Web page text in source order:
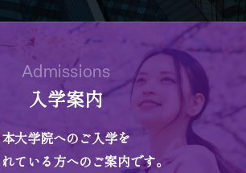
Admissions
入学案内
本大学院へのご入学を
ている方へのご案内です。